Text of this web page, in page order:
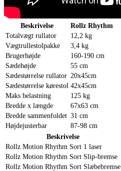
Beskrivelse
Rollz Rhythm
Totalvægt rullator
12,2 kg
Vægtrullestolpakke
3,4 kg
Brugerhøjde
160-190 cm
Sædehøjde
55 cm
Sædestørrelse rullator 20x45cm
Sædestørrelse kørestol 42x45cm
Maks belastning
125 kg
Bredde x længde
67x63 cm
Bredde sammenfoldet 31 cm
Højdejusterbar
87-98 cm
Beskrivelse
Rollz Motion Rhythm Sort 1 laser
Rollz Motion Rhythm Sort Slip-bremse
Rollz Motion Rhythm Sort Slæbebremse